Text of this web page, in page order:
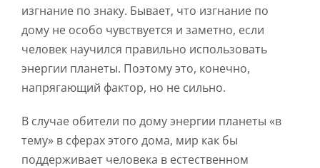
изгнание по знаку. Бывает, что изгнание по
дому не особо чувствуется и заметно, если
человек научился правильно использовать
энергии планеты. Поэтому это, конечно,
напрягающий фактор, но не сильно.
В случае обители по дому энергии планеты «в
тему» в сферах этого дома, мир как бы
поддерживает человека в естественном